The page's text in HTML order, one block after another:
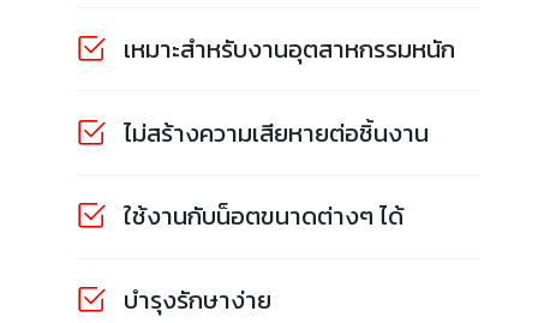
เหมาะสำหรับงานอุตสาหกรรมหนัก
ไม่สร้างความเสียหายต่อชิ้นงาน
ใช้งานกับน็อตขนาดต่างๆ ได้
บำรุงรักษาง่าย